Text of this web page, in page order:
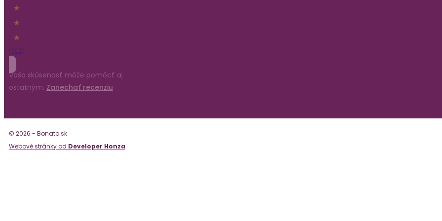
Vaša skúsenosť môže pomôcť aj
ostatným. Zanechať recenziu
© 2026 - Bonato.sk
Webové stránky od Developer Honza